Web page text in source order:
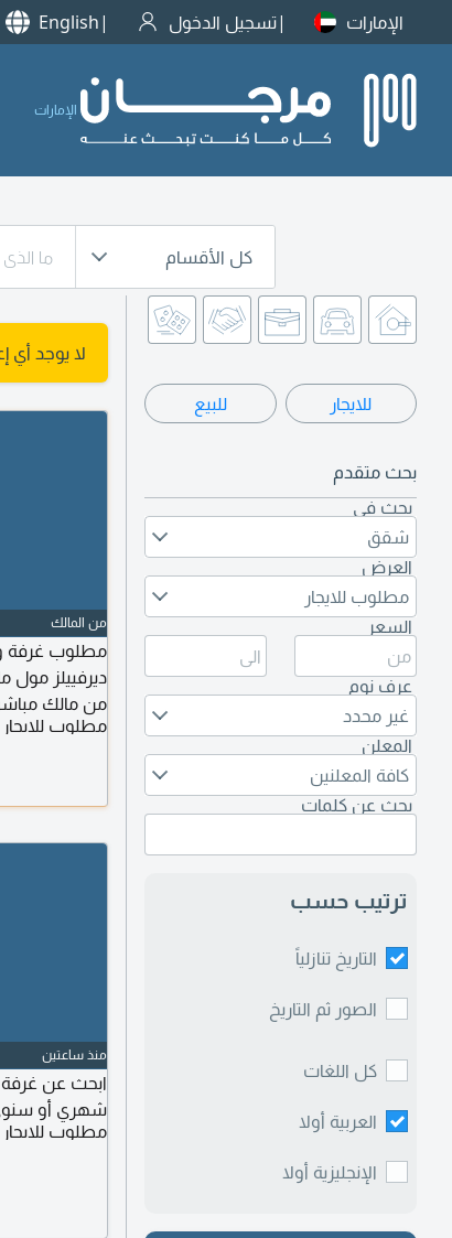
الإمارات تسجيل الدخول English
الإمارات
كل الأقسام
للايجار للبيع
بحث متقدم
بحث في
شقق
العرض
مطلوب للايجار
السعر
عرف نوم
غير محدد
المعلن
كافة المعلنين
بحث عن كلمات
ترتيب حسب
التاريخ تنازلياً
الصور ثم التاريخ
كل اللغات
العربية أولا
الإنجليزية أولا
لا يوجد أي
من المالك
مطلوب غرفة
من مالك
مطلوب
منذ ساعتين
شهري أو
مطلوب